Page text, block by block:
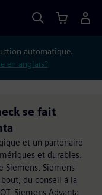
automatique.
en anglais?
se fait
et un partenaire
et durables.
Siemens
du conseil à la
Siemens Advanta